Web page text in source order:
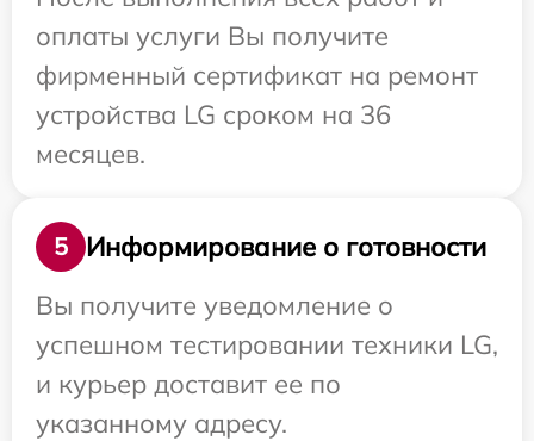
оплаты услуги Вы получите
фирменный сертификат на ремонт
устройства LG сроком на 36
месяцев.
5
Информирование о готовности
Вы получите уведомление о
успешном тестировании техники LG,
и курьер доставит ее по
указанному адресу.